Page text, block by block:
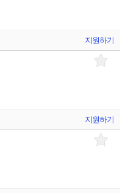
지원하기
지원하기